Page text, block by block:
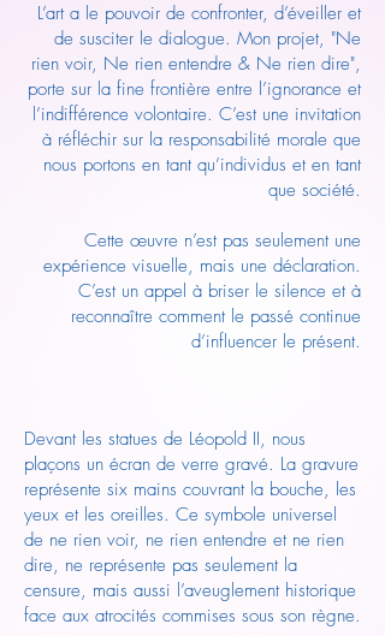
L’art a le pouvoir de confronter, d’éveiller et
de susciter le dialogue. Mon projet, "Ne
rien voir, Ne rien entendre & Ne rien dire",
porte sur la fine frontière entre l’ignorance et
l’indifférence volontaire. C’est une invitation
à réfléchir sur la responsabilité morale que
nous portons en tant qu’individus et en tant
que société.
Cette œuvre n’est pas seulement une
expérience visuelle, mais une déclaration.
C’est un appel à briser le silence et à
reconnaître comment le passé continue
d’influencer le présent.
Devant les statues de Léopold II, nous
plaçons un écran de verre gravé. La gravure
représente six mains couvrant la bouche, les
yeux et les oreilles. Ce symbole universel
de ne rien voir, ne rien entendre et ne rien
dire, ne représente pas seulement la
censure, mais aussi l’aveuglement historique
face aux atrocités commises sous son règne.